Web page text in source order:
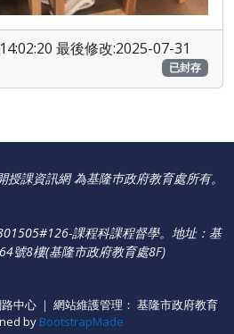
最後修改:2025-07-31
已封存
課資訊網 為基隆巿政府教育處所有。
課程科課程督學。 地址：基
號8樓(基隆市政府教育處8F)
中心 ｜ 網站維護管理： 基隆市政府教育
by BootstrapMade